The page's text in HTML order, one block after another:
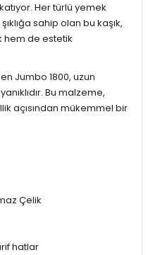
Her türlü yemek
sahip olan bu kaşık,
hem de estetik
Jumbo 1800, uzun
Bu malzeme,
açısından mükemmel bir
Çelik
hatlar